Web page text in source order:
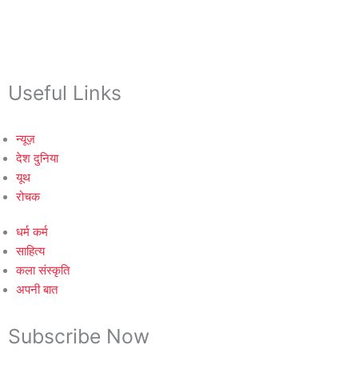
Useful Links
न्यूज़
देश दुनिया
यूथ
रोचक
धर्म कर्म
साहित्य
कला संस्कृति
अपनी बात
Subscribe Now